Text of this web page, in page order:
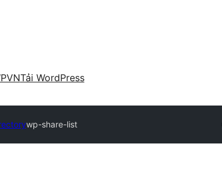
Tải WordPress
wp-share-list